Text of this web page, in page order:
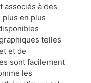
associés à des
plus en plus
telles
et de
sont facilement
les